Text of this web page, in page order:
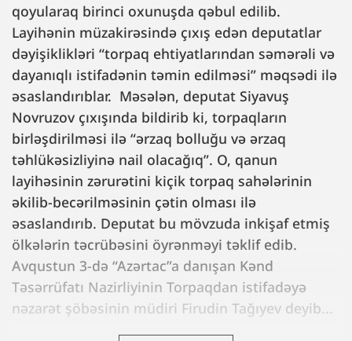
qoyularaq birinci oxunuşda qəbul edilib.
Layihənin müzakirəsində çıxış edən deputatlar
dəyişiklikləri “torpaq ehtiyatlarından səmərəli və
dayanıqlı istifadənin təmin edilməsi” məqsədi ilə
əsaslandırıblar. Məsələn, deputat Siyavuş
Novruzov çıxışında bildirib ki, torpaqların
birləşdirilməsi ilə “ərzaq bolluğu və ərzaq
təhlükəsizliyinə nail olacağıq”. O, qanun
layihəsinin zərurətini kiçik torpaq sahələrinin
əkilib-becərilməsinin çətin olması ilə
əsaslandırıb. Deputat bu mövzuda inkişaf etmiş
ölkələrin təcrübəsini öyrənməyi təklif edib.
Avqustun 3-də “Azərtac”a danışan Kənd
Təsərrüfatı Nazirliyinin Torpaqdan istifadəyə
nəzarət şöbəsinin müdiri Firudin Tağıyev deyib...